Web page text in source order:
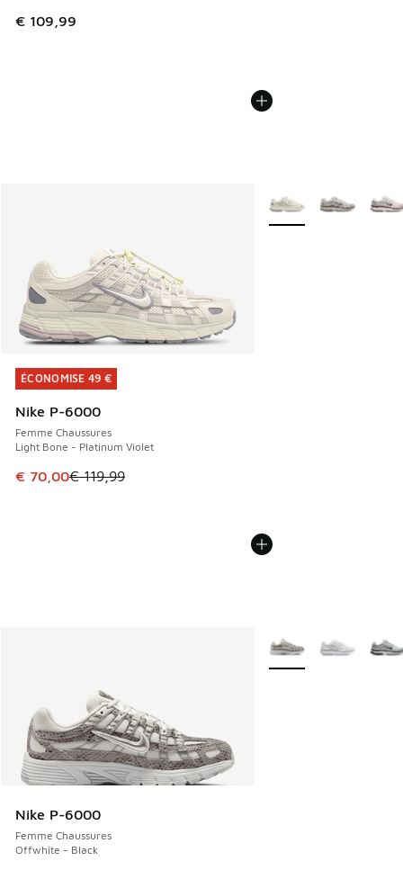
€ 109,99
ÉCONOMISE 49 €
Nike P-6000
Femme Chaussures
Light Bone - Platinum Violet
Cet article est en promotion. Prix en baisse de € 119,99 à
€ 70,00€ 119,99
ÉCONOMISE 49 €
Plus de couleurs
Nike P-6000
Femme Chaussures
Offwhite - Black
Plus de couleurs